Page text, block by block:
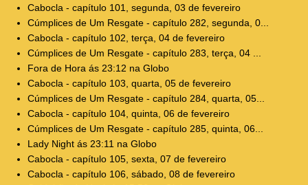
Cabocla - capítulo 101, segunda, 03 de fevereiro
Cúmplices de Um Resgate - capítulo 282, segunda, 0...
Cabocla - capítulo 102, terça, 04 de fevereiro
Cúmplices de Um Resgate - capítulo 283, terça, 04 ...
Fora de Hora ás 23:12 na Globo
Cabocla - capítulo 103, quarta, 05 de fevereiro
Cúmplices de Um Resgate - capítulo 284, quarta, 05...
Cabocla - capítulo 104, quinta, 06 de fevereiro
Cúmplices de Um Resgate - capítulo 285, quinta, 06...
Lady Night ás 23:11 na Globo
Cabocla - capítulo 105, sexta, 07 de fevereiro
Cabocla - capítulo 106, sábado, 08 de fevereiro